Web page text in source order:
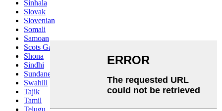
Sinhala
Slovak
Slovenian
Somali
Samoan
Scots Gaelic
Shona
Sindhi
Sundanese
Swahili
Tajik
Tamil
Telugu